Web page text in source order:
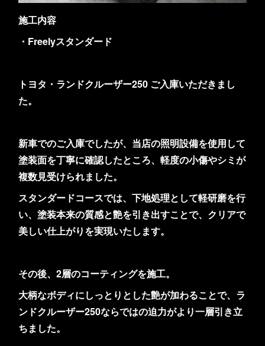
施工内容
・Freelyスタンダード
トヨタ・ランドクルーザー250 ご入庫いただきまし
た。
新車でのご入庫でしたが、当店の照明設備を使用して
塗装面を丁寧に確認したところ、軽度の小傷やシミが
複数見受けられました。
スタンダードコースでは、下地処理として軽研磨を行
い、塗装本来の質感と艶を引き出すことで、クリアで
美しい仕上がりを実現いたします。
その後、2層のコーティングを施工。
大柄なボディにしっとりとした艶が加わることで、ラ
ンドクルーザー250ならではの迫力がより一層引き立
ちました。